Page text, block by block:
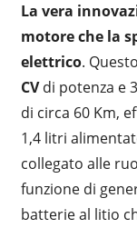
La vera
motore che la
elettrico.
CVdi potenza e
di circa 60 Km,
1,4 litri
collegato alle
funzione di
batterie al litio